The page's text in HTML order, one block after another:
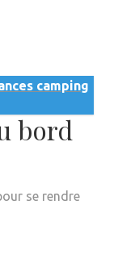
camping
bord
se rendre